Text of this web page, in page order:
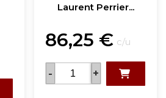
Laurent Perrier...
86,25 € c/u
- +